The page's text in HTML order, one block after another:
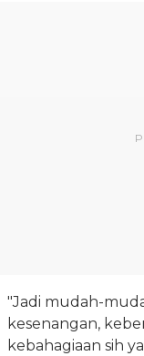
"Jadi mudah-
kesenangan,
kebahagiaan sih